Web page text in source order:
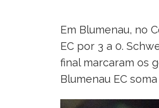
Em Blumenau, no
EC por 3 a 0.
final marcaram os
Blumenau EC